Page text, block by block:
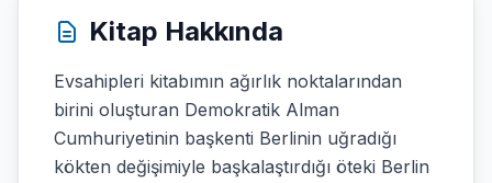
Kitap Hakkında
Evsahipleri kitabımın ağırlık noktalarından
birini oluşturan Demokratik Alman
Cumhuriyetinin başkenti Berlinin uğradığı
kökten değişimiyle başkalaştırdığı öteki Berlin